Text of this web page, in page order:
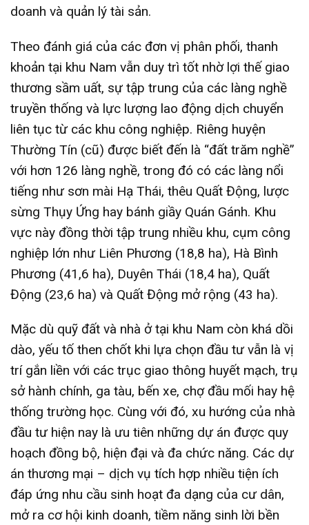
doanh và quản lý tài sản.
Theo đánh giá của các đơn vị phân phối, thanh
khoản tại khu Nam vẫn duy trì tốt nhờ lợi thế giao
thương sầm uất, sự tập trung của các làng nghề
truyền thống và lực lượng lao động dịch chuyển
liên tục từ các khu công nghiệp. Riêng huyện
Thường Tín (cũ) được biết đến là “đất trăm nghề”
với hơn 126 làng nghề, trong đó có các làng nổi
tiếng như sơn mài Hạ Thái, thêu Quất Động, lược
sừng Thụy Ứng hay bánh giầy Quán Gánh. Khu
vực này đồng thời tập trung nhiều khu, cụm công
nghiệp lớn như Liên Phương (18,8 ha), Hà Bình
Phương (41,6 ha), Duyên Thái (18,4 ha), Quất
Động (23,6 ha) và Quất Động mở rộng (43 ha).
Mặc dù quỹ đất và nhà ở tại khu Nam còn khá dồi
dào, yếu tố then chốt khi lựa chọn đầu tư vẫn là vị
trí gắn liền với các trục giao thông huyết mạch, trụ
sở hành chính, ga tàu, bến xe, chợ đầu mối hay hệ
thống trường học. Cùng với đó, xu hướng của nhà
đầu tư hiện nay là ưu tiên những dự án được quy
hoạch đồng bộ, hiện đại và đa chức năng. Các dự
án thương mại – dịch vụ tích hợp nhiều tiện ích
đáp ứng nhu cầu sinh hoạt đa dạng của cư dân,
mở ra cơ hội kinh doanh, tiềm năng sinh lời bền